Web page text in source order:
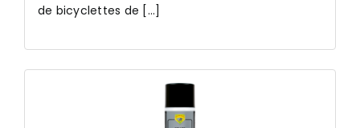
de bicyclettes de [...]